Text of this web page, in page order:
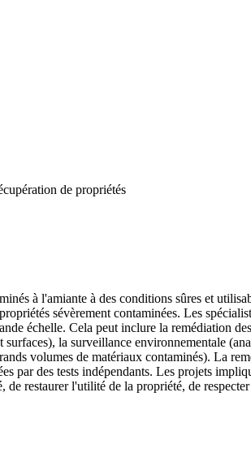
de propriétés
à l'amiante à des conditions sûres et
sévèrement contaminées. Les
échelle. Cela peut inclure la remédiation
la surveillance environnementale
volumes de matériaux contaminés). La
par des tests indépendants. Les projets
restaurer l'utilité de la propriété, de